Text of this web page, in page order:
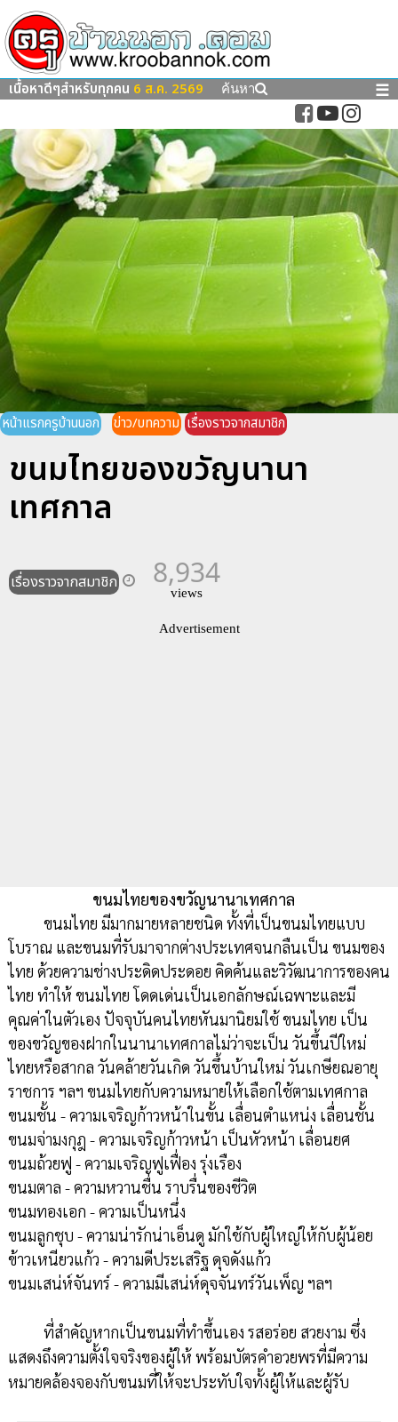
เนื้อหาดีๆสำหรับทุกคน 6 ส.ค. 2569 ค้นหา ☰
หน้าแรกครูบ้านนอก ข่าว/บทความ เรื่องราวจากสมาชิก
ขนมไทยของขวัญนานา
เทศกาล
เรื่องราวจากสมาชิก 8,934
views
Advertisement
ขนมไทยของขวัญนานาเทศกาล
ขนมไทย มีมากมายหลายชนิด ทั้งที่เป็นขนมไทยแบบ
โบราณ และขนมที่รับมาจากต่างประเทศจนกลืนเป็น ขนมของ
ไทย ด้วยความช่างประดิดประดอย คิดค้นและวิวัฒนาการของคน
ไทย ทำให้ ขนมไทย โดดเด่นเป็นเอกลักษณ์เฉพาะและมี
คุณค่าในตัวเอง ปัจจุบันคนไทยหันมานิยมใช้ ขนมไทย เป็น
ของขวัญของฝากในนานาเทศกาลไม่ว่าจะเป็น วันขึ้นปีใหม่
ไทยหรือสากล วันคล้ายวันเกิด วันขึ้นบ้านใหม่ วันเกษียณอายุ
ราชการ ฯลฯ ขนมไทยกับความหมายให้เลือกใช้ตามเทศกาล
ขนมชั้น - ความเจริญก้าวหน้าในขั้น เลื่อนตำแหน่ง เลื่อนชั้น
ขนมจ่ามงกุฎ - ความเจริญก้าวหน้า เป็นหัวหน้า เลื่อนยศ
ขนมถ้วยฟู - ความเจริญฟูเฟื่อง รุ่งเรือง
ขนมตาล - ความหวานชื่น ราบรื่นของชีวิต
ขนมทองเอก - ความเป็นหนึ่ง
ขนมลูกชุบ - ความน่ารักน่าเอ็นดู มักใช้กับผู้ใหญ่ให้กับผู้น้อย
ข้าวเหนียวแก้ว - ความดีประเสริฐ ดุจดังแก้ว
ขนมเสน่ห์จันทร์ - ความมีเสน่ห์ดุจจันทร์วันเพ็ญ ฯลฯ
ที่สำคัญหากเป็นขนมที่ทำขึ้นเอง รสอร่อย สวยงาม ซึ่ง
แสดงถึงความตั้งใจจริงของผู้ให้ พร้อมบัตรคำอวยพรที่มีความ
หมายคล้องจองกับขนมที่ให้จะประทับใจทั้งผู้ให้และผู้รับ